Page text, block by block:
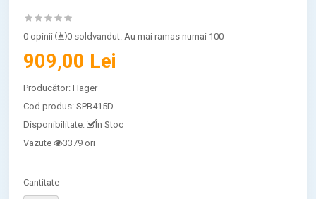
0 opinii 0 soldvandut. Au mai ramas numai 100
909,00 Lei
Producător:Hager
Cod produs:SPB415D
Disponibilitate:
În Stoc
Vazute
3379 ori
Cantitate